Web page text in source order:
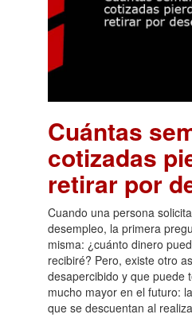
Cuántas
cotizadas
retirar por
Cuando una persona
desempleo, la primera
misma: ¿cuánto dinero
recibiré? Pero, existe otro
desapercibido y que puede
mucho mayor en el futuro:
que se descuentan al